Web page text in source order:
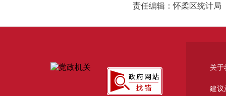
责任编辑：怀柔区统计局
关于
建议